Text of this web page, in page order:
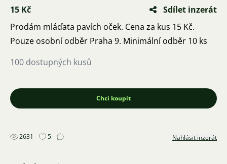
15 Kč
Sdílet inzerát
Prodám mláďata pavích oček. Cena za kus 15 Kč.
Pouze osobní odběr Praha 9. Minimální odběr 10 ks
100 dostupných kusů
Chci koupit
2631 5 Nahlásit inzerát